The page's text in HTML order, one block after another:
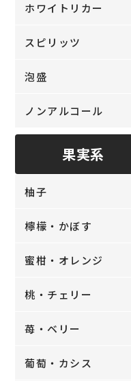
ホワイトリカー
スピリッツ
泡盛
ノンアルコール
果実系
柚子
檸檬・かぼす
蜜柑・オレンジ
桃・チェリー
苺・ベリー
葡萄・カシス